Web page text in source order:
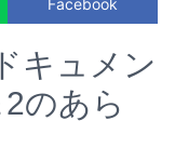
キュメン
のあら